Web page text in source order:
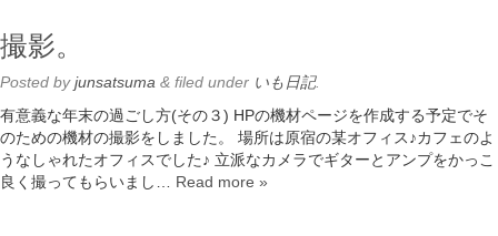
撮影。
Posted byjunsatsuma & filed under いも日記.
有意義な年末の過ごし方(その３) HPの機材ページを作成する予定でそ
のための機材の撮影をしました。 場所は原宿の某オフィス♪カフェのよ
うなしゃれたオフィスでした♪ 立派なカメラでギターとアンプをかっこ
良く撮ってもらいまし… Read more »